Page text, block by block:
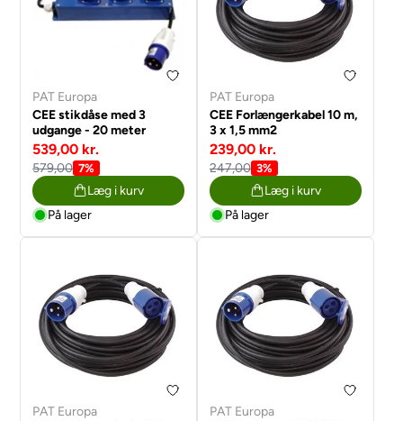
PAT Europa
CEE stikdåse med 3
udgange - 20 meter
539,00 kr.
579,00 7%
Læg i kurv
På lager
PAT Europa
CEE Forlængerkabel 10 m,
3 x 1,5 mm2
239,00 kr.
247,00 3%
Læg i kurv
På lager
PAT Europa
PAT Europa